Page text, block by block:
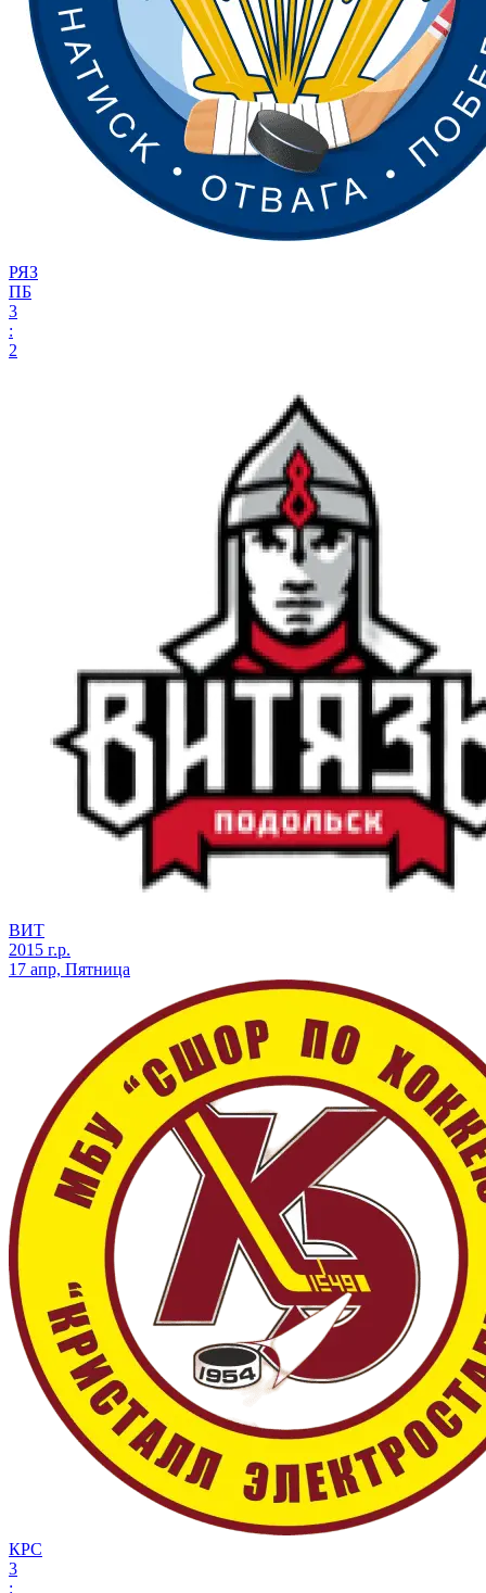
РЯЗ
ПБ
3
:
2
ВИТ
2015 г.р.
17 апр, Пятница
КРС
3
: